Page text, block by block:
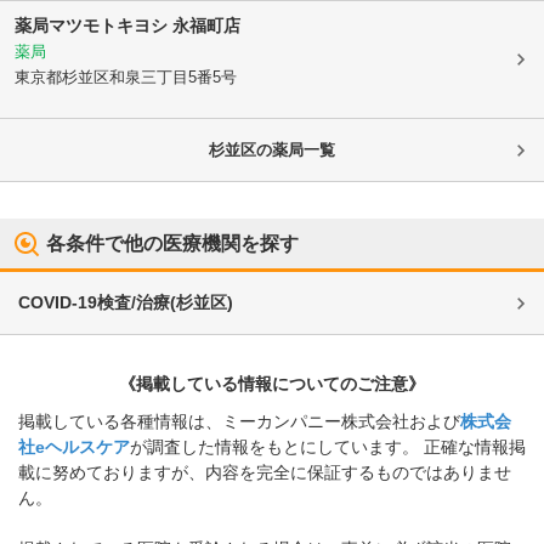
薬局マツモトキヨシ 永福町店
薬局
東京都杉並区和泉三丁目5番5号
杉並区の薬局一覧
各条件で他の医療機関を探す
COVID-19検査/治療(杉並区)
《掲載している情報についてのご注意》
掲載している各種情報は、ミーカンパニー株式会社および株式会
社eヘルスケアが調査した情報をもとにしています。 正確な情報掲
載に努めておりますが、内容を完全に保証するものではありませ
ん。